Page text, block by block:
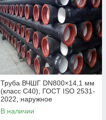
Труба ВЧШГ DN800×14,1 мм
(класс C40), ГОСТ ISO 2531-
2022, наружное
полиуретановое покрытие,
внутреннее цементно-
В наличии